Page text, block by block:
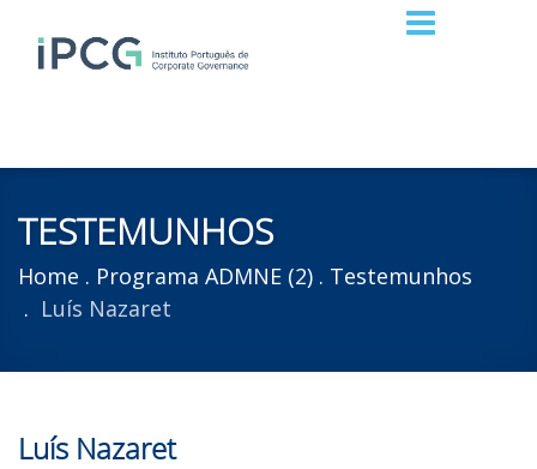
TESTEMUNHOS
Home Programa ADMNE (2)
Testemunhos
Luís Nazaret
Luís Nazaret